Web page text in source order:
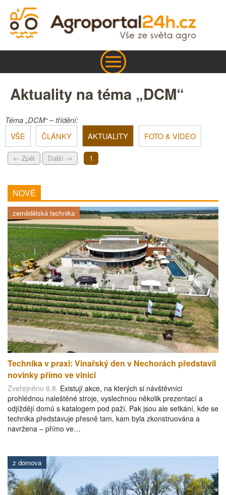
Aktuality na téma „DCM“
Téma „DCM“ – třídění:
VŠE
ČLÁNKY AKTUALITY FOTO & VIDEO
← Zpět Další → 1
NOVÉ
zemědělská technika
Technika v praxi: Vinařský den v Nechorách představil
novinky přímo ve vinici
Zveřejněno 6.8. Existují akce, na kterých si návštěvníci
prohlédnou naleštěné stroje, vyslechnou několik prezentací a
odjíždějí domů s katalogem pod paží. Pak jsou ale setkání, kde se
technika představuje přesně tam, kam byla zkonstruována a
navržena – přímo ve…
z domova